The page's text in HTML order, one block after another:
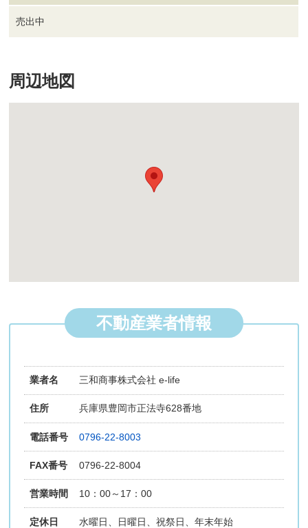
売出中
周辺地図
不動産業者情報
業者名 三和商事株式会社 e-life
住所 兵庫県豊岡市正法寺628番地
電話番号 0796-22-8003
FAX番号 0796-22-8004
営業時間 10：00～17：00
定休日 水曜日、日曜日、祝祭日、年末年始